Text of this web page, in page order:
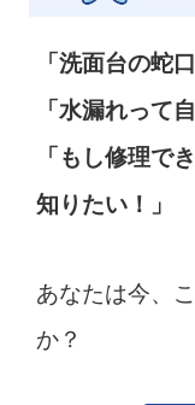
「洗面台の蛇
「水漏れって
「もし修理で
知りたい！」
あなたは今、
か？